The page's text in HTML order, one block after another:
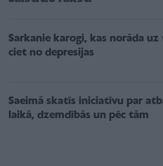
Sarkanie karogi, kas norāda
ciet no depresijas
Saeimā skatīs iniciatīvu par
laikā, dzemdībās un pēc tām